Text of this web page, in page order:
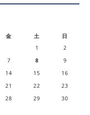
金 土 日
1
2
7 8
9
14 15
16
21 22
23
28 29
30